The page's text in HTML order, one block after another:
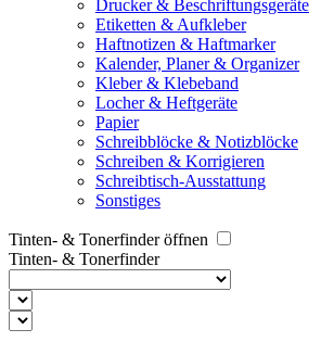
Drucker & Beschriftungsgeräte
Etiketten & Aufkleber
Haftnotizen & Haftmarker
Kalender, Planer & Organizer
Kleber & Klebeband
Locher & Heftgeräte
Papier
Schreibblöcke & Notizblöcke
Schreiben & Korrigieren
Schreibtisch-Ausstattung
Sonstiges
Tinten- & Tonerfinder öffnen
Tinten- & Tonerfinder